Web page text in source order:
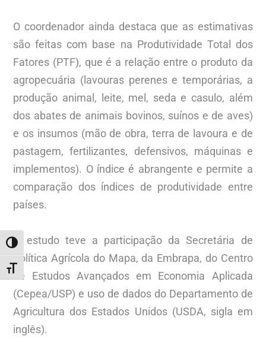
ALTERNAR ALTO CONTRASTE
ALTERNAR TAMANHO DA FONTE
O coordenador ainda destaca que as estimativas
são feitas com base na Produtividade Total dos
Fatores (PTF), que é a relação entre o produto da
agropecuária (lavouras perenes e temporárias, a
produção animal, leite, mel, seda e casulo, além
dos abates de animais bovinos, suínos e de aves)
e os insumos (mão de obra, terra de lavoura e de
pastagem, fertilizantes, defensivos, máquinas e
implementos). O índice é abrangente e permite a
comparação dos índices de produtividade entre
países.
O estudo teve a participação da Secretária de
Política Agrícola do Mapa, da Embrapa, do Centro
de Estudos Avançados em Economia Aplicada
(Cepea/USP) e uso de dados do Departamento de
Agricultura dos Estados Unidos (USDA, sigla em
inglês).